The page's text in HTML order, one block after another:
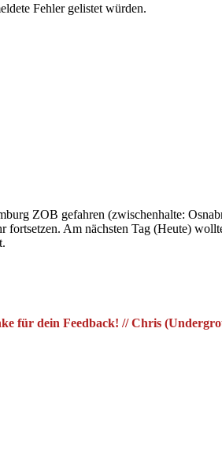
Fehler gelistet würden.
ZOB gefahren (zwischenhalte:
Am nächsten Tag (Heute)
für dein Feedback! // Chris